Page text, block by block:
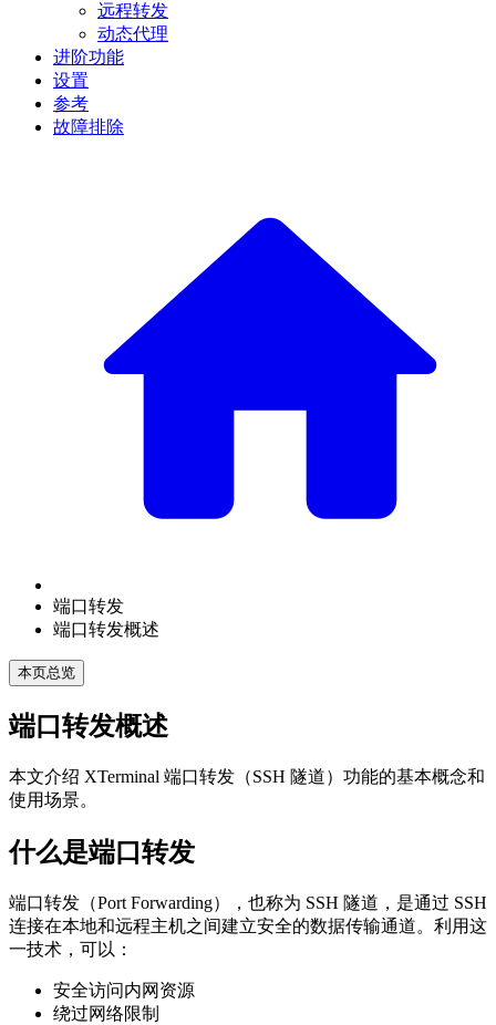
远程转发
动态代理
进阶功能
设置
参考
故障排除
端口转发
端口转发概述
本页总览
端口转发概述
本文介绍 XTerminal 端口转发（SSH 隧道）功能的基本概念和
使用场景。
什么是端口转发
端口转发（Port Forwarding），也称为 SSH 隧道，是通过 SSH
连接在本地和远程主机之间建立安全的数据传输通道。利用这
一技术，可以：
安全访问内网资源
绕过网络限制